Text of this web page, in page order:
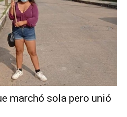
marchó sola pero unió